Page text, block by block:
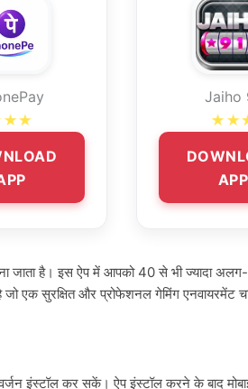
Jaiho
APP
जाता है। इस ऐप में आपको 40 से भी
सुरक्षित और प्रोफेशनल गेमिंग एनवायरमेंट
इंस्टॉल कर सकें। ऐप इंस्टॉल करने के बाद